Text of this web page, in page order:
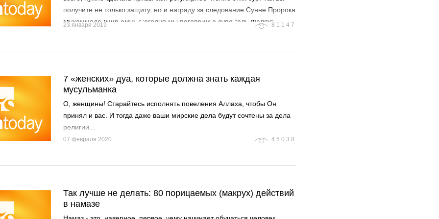
получите не только защиту, но и награду за следование Сунне Пророка
Мухаммада (мир ему). Сегодня мы поговрим о суре "аль-Фаляк"
23 января 2019 81147
7 «женских» дуа, которые должна знать каждая
мусульманка
О, женщины! Старайтесь исполнять повеления Аллаха, чтобы Он
принял и вас. И тогда даже ваши мирские дела будут сочтены за дела
религии...
07 февраля 2020 45038
Так лучше не делать: 80 порицаемых (макрух) действий
в намазе